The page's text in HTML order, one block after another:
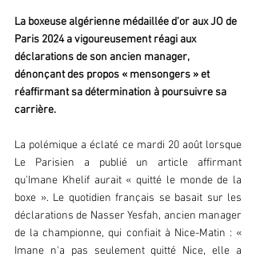
La boxeuse algérienne médaillée d'or aux JO de
Paris 2024 a vigoureusement réagi aux
déclarations de son ancien manager,
dénonçant des propos « mensongers » et
réaffirmant sa détermination à poursuivre sa
carrière.
La polémique a éclaté ce mardi 20 août lorsque
Le Parisien a publié un article affirmant
qu'Imane Khelif aurait « quitté le monde de la
boxe ». Le quotidien français se basait sur les
déclarations de Nasser Yesfah, ancien manager
de la championne, qui confiait à Nice-Matin : «
Imane n'a pas seulement quitté Nice, elle a